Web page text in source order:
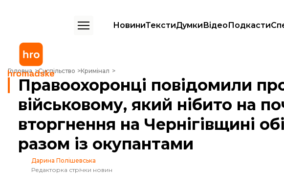
НовиниТекстиДумкиВідеоПодкасти
Головна Суспільство Кримінал
Правоохоронці повідомили про підозру військовому, який нібито на початку вторгнення
Правоохоронці повідомили
військовому, який нібито на
вторгнення на Чернігівщині
разом із окупантами
Дарина Полішевська
Редакторка стрічки новин